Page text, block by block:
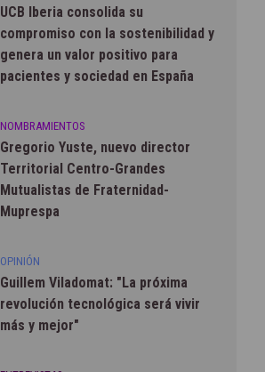
UCB Iberia consolida su
compromiso con la sostenibilidad y
genera un valor positivo para
pacientes y sociedad en España
NOMBRAMIENTOS
Gregorio Yuste, nuevo director
Territorial Centro-Grandes
Mutualistas de Fraternidad-
Muprespa
OPINIÓN
Guillem Viladomat: "La próxima
revolución tecnológica será vivir
más y mejor"